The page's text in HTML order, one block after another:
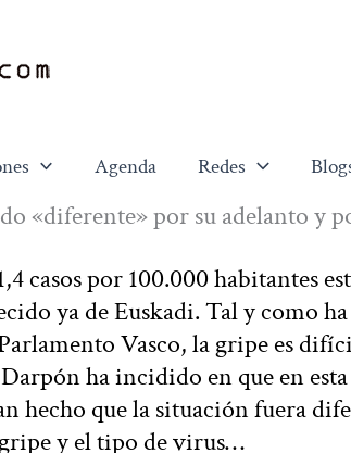
Agenda Redes
«diferente» por su adelanto y
casos por 100.000 habitantes
ya de Euskadi. Tal y como
Vasco, la gripe es
ha incidido en que en
hecho que la situación fuera
y el tipo de virus…